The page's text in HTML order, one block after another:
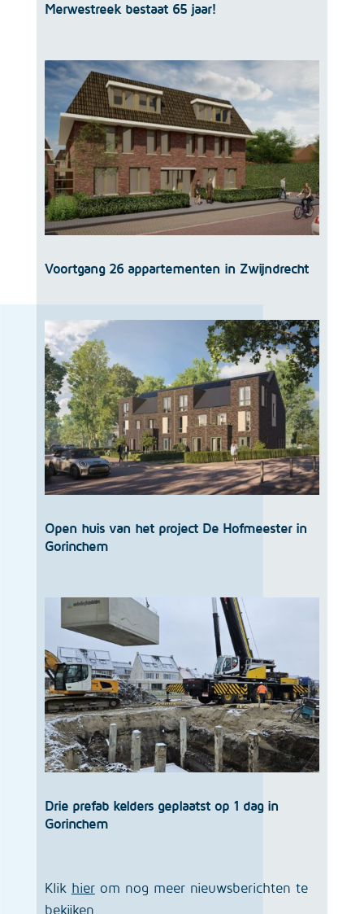
Merwestreek bestaat 65 jaar!
Voortgang 26 appartementen in Zwijndrecht
Open huis van het project De Hofmeester in
Gorinchem
Drie prefab kelders geplaatst op 1 dag in
Gorinchem
Klik hierom nog meer nieuwsberichten te
bekijken.